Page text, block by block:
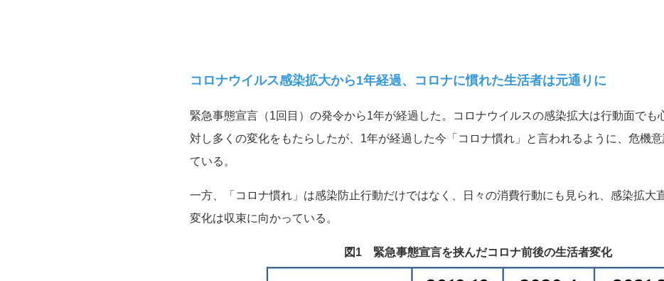
コロナウイルス感染拡大から1年経過、コロナに慣れた生活者は元通りに
緊急事態宣言（1回目）の発令から1年が経過した。コロナウイルスの感染拡大は行動面でも
対し多くの変化をもたらしたが、 1年が経過した今「コロナ慣れ」と言われるように、危機
ている。
一方、「コロナ慣れ」は感染防止行動だけではなく、日々の消費行動にも見られ、感染拡大
変化は収束に向かっている。
図1 緊急事態宣言を挟んだコロナ前後の生活者変化